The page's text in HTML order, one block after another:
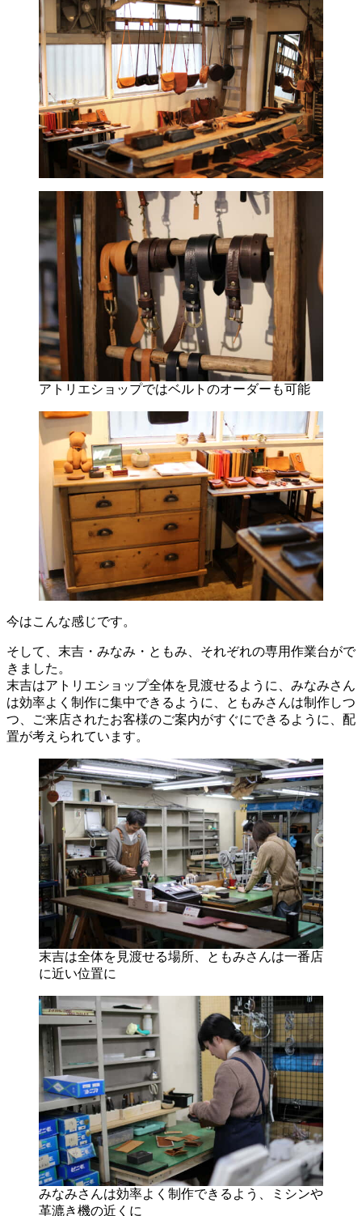
アトリエショップではベルトのオーダーも可能
今はこんな感じです。
そして、末吉・みなみ・ともみ、それぞれの専用作業台がで
きました。
末吉はアトリエショップ全体を見渡せるように、みなみさん
は効率よく制作に集中できるように、ともみさんは制作しつ
つ、ご来店されたお客様のご案内がすぐにできるように、配
置が考えられています。
末吉は全体を見渡せる場所、ともみさんは一番店
に近い位置に
みなみさんは効率よく制作できるよう、ミシンや
革漉き機の近くに